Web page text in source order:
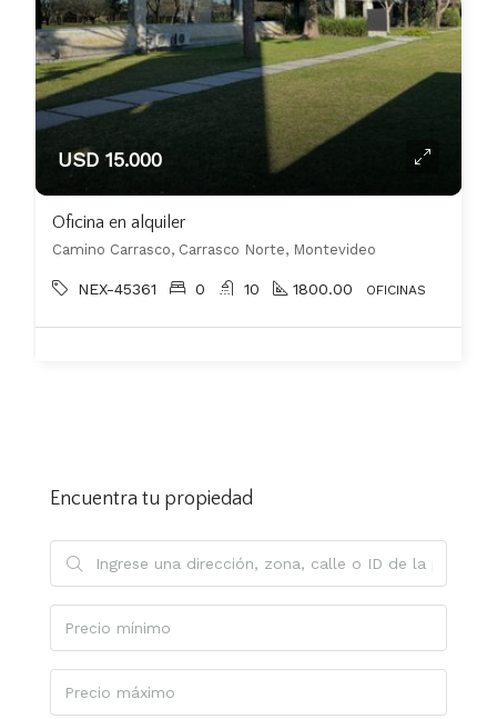
USD 15.000
Oficina en alquiler
Camino Carrasco, Carrasco Norte, Montevideo
NEX-45361 0 10 1800.00 OFICINAS
Encuentra tu propiedad